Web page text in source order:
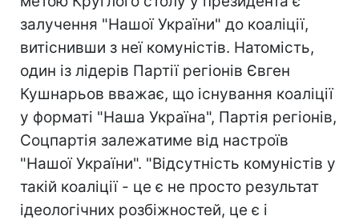
залучення "Нашої України" до коаліції,
витіснивши з неї комуністів. Натомість,
один із лідерів Партії регіонів Євген
Кушнарьов вважає, що існування коаліції
у форматі "Наша Україна", Партія регіонів,
Соцпартія залежатиме від настроїв
"Нашої України". "Відсутність комуністів у
такій коаліції - це є не просто результат
ідеологічних розбіжностей, це є і